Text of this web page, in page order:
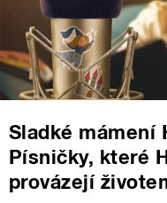
Sladké mámení
Písničky, které
provázejí